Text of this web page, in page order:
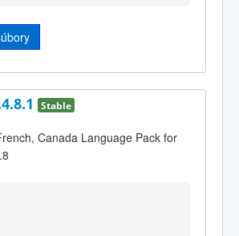
Stable
Canada Language Pack for